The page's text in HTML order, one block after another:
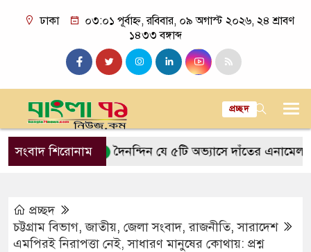
ঢাকা
০৩:০১ পূর্বাহ্ন, রবিবার, ০৯ অগাস্ট ২০২৬, ২৪ শ্রাবণ
১৪৩৩ বঙ্গাব্দ
প্রচ্ছদ
সংবাদ শিরোনাম
আসে দৈনন্দিন যে ৫টি অভ্যাসে দাঁতের এনামেল ক্ষয় হয়
প্রচ্ছদ
চট্টগ্রাম বিভাগ,জাতীয়, জেলা সংবাদ,রাজনীতি,সারাদেশ
এমপিরই নিরাপত্তা নেই, সাধারণ মানুষের কোথায়: প্রশ্ন